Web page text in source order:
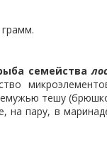
семейства
тешу
на пару, в